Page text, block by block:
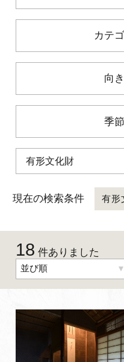
加賀に泊まって！
ご当地グルメ
加賀 旅先納税
FAQ
パンフレットダウン
よくあるご質問・お
プライバシーポリシー
カテ
向
季
現在の検索条件 有形
18 件ありました
並び順